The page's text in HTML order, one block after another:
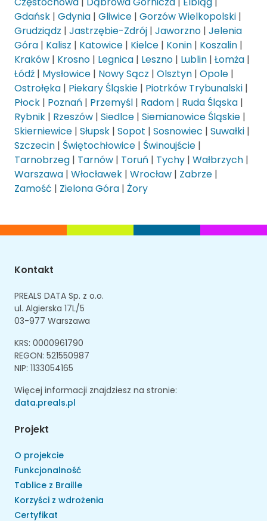
Gdańsk | Gdynia | Gliwice | Gorzów Wielkopolski |
Grudziądz | Jastrzębie-Zdrój | Jaworzno | Jelenia
Góra | Kalisz | Katowice | Kielce | Konin | Koszalin |
Kraków | Krosno | Legnica | Leszno | Lublin | Łomża |
Łódź | Mysłowice | Nowy Sącz | Olsztyn | Opole |
Ostrołęka | Piekary Śląskie | Piotrków Trybunalski |
Płock | Poznań | Przemyśl | Radom | Ruda Śląska |
Rybnik | Rzeszów | Siedlce | Siemianowice Śląskie |
Skierniewice | Słupsk | Sopot | Sosnowiec | Suwałki |
Szczecin | Świętochłowice | Świnoujście |
Tarnobrzeg | Tarnów | Toruń | Tychy | Wałbrzych |
Warszawa | Włocławek | Wrocław | Zabrze |
Zamość | Zielona Góra | Żory
Kontakt
PREALS DATA Sp. z o.o.
ul. Algierska 17L/5
03-977 Warszawa
KRS: 0000961790
REGON: 521550987
NIP: 1133054165
Więcej informacji znajdziesz na stronie:
data.preals.pl
Projekt
O projekcie
Funkcjonalność
Tablice z Braille
Korzyści z wdrożenia
Certyfikat